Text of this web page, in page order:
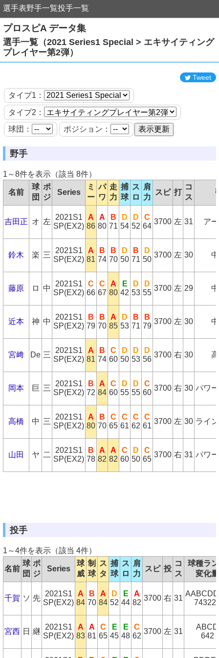
選手表野手一覧投手一覧
プロスピA データ集
選手一覧（2021 Series1 Special > エキサイティング
プレイヤー第2弾）
Tweet
タイプ1：
タイプ2：
球団：
ポジション：
野手
1～8件を表示（該当 8件）
名前
球
団
ポ
ジ
Series
ミ
ー
パ
ワ
走
力
捕
球
ス
ロ
肩
力
スピ 打
コ
ス
吉田正 オ 左
2021S1
SP(EX2)
A
86
A
80
B
71
D
54
D
52
C
64
3700 左 31 ア
鈴木 楽 三
2021S1
SP(EX2)
A
81
B
74
B
70
D
50
B
71
D
50
3700 左 30
藤原 ロ 中
2021S1
SP(EX2)
C
66
C
67
A
80
E
42
D
53
D
55
3700 左 29
近本 神 中
2021S1
SP(EX2)
B
79
B
70
A
85
D
53
B
71
B
79
3700 左 30
宮﨑 De 三
2021S1
SP(EX2)
A
81
B
74
C
60
D
50
D
53
D
56
3700 右 30
岡本 巨 三
2021S1
SP(EX2)
B
72
A
84
C
60
D
55
D
55
C
60
3700 右 30 パワ
高橋 中 三
2021S1
SP(EX2)
A
80
B
70
C
65
C
61
C
62
C
61
3700 左 30 ライ
山田 ヤ 二
2021S1
SP(EX2)
B
78
A
82
A
82
C
60
D
50
C
65
3700 右 31 パワ
投手
1～4件を表示（該当 4件）
名前
球
団
ポ
ジ
Series
球
威
制
球
ス
タ
捕
球
ス
ロ
肩
力
スピ 投
コ
ス
球種ラ
変化量
千賀 ソ 先
2021S1
SP(EX2)
A
84
B
70
A
84
D
52
E
44
A
82
3700 右 31
宮西 日 継
2021S1
SP(EX2)
A
83
A
81
C
65
E
45
E
48
C
62
3700 左 31
ABCD
642